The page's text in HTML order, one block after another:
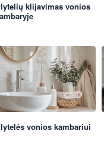
klijavimas vonios
vonios kambariui